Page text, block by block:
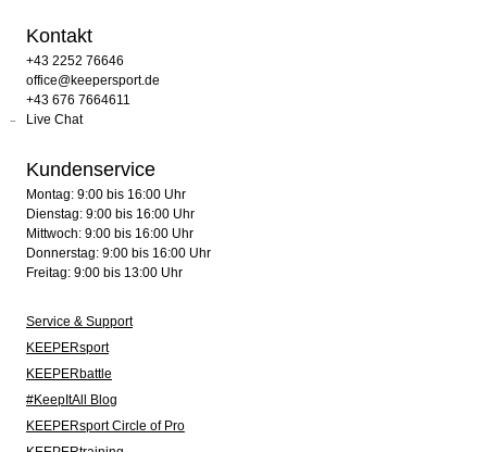
Kontakt
+43 2252 76646
office@keepersport.de
+43 676 7664611
Live Chat
Kundenservice
Montag: 9:00 bis 16:00 Uhr
Dienstag: 9:00 bis 16:00 Uhr
Mittwoch: 9:00 bis 16:00 Uhr
Donnerstag: 9:00 bis 16:00 Uhr
Freitag: 9:00 bis 13:00 Uhr
Service & Support
KEEPERsport
KEEPERbattle
#KeepItAll Blog
KEEPERsport Circle of Pro